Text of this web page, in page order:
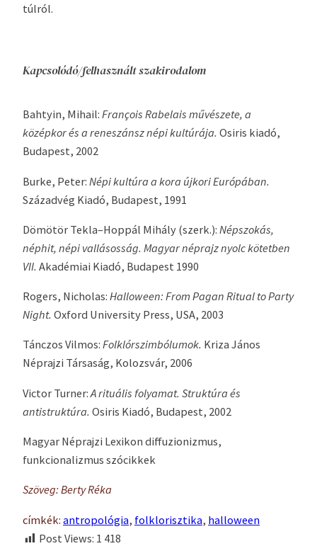
túlról.
Kapcsolódó/felhasznált szakirodalom
Bahtyin, Mihail: François Rabelais művészete, a
középkor és a reneszánsz népi kultúrája. Osiris kiadó,
Budapest, 2002
Burke, Peter: Népi kultúra a kora újkori Európában.
Századvég Kiadó, Budapest, 1991
Dömötör Tekla–Hoppál Mihály (szerk.): Népszokás,
néphit, népi vallásosság. Magyar néprajznyolc kötetben
VII. Akadémiai Kiadó, Budapest 1990
Rogers, Nicholas: Halloween: From Pagan Ritual to Party
Night. Oxford University Press, USA, 2003
Tánczos Vilmos: Folklórszimbólumok. Kriza János
Néprajzi Társaság, Kolozsvár, 2006
Victor Turner: A rituális folyamat. Struktúra és
antistruktúra. Osiris Kiadó, Budapest, 2002
Magyar Néprajzi Lexikon diffuzionizmus,
funkcionalizmus szócikkek
Szöveg: Berty Réka
címkék: antropológia, folklorisztika, halloween
Post Views: 1 418